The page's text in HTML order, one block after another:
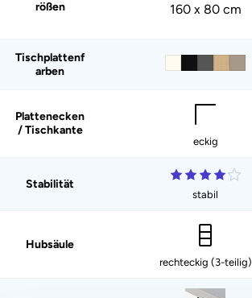
rößen
160 x 80 cm
Tischplattenf
arben
Plattenecken
/ Tischkante
eckig
Stabilität
stabil
Hubsäule
rechteckig (3-teilig)